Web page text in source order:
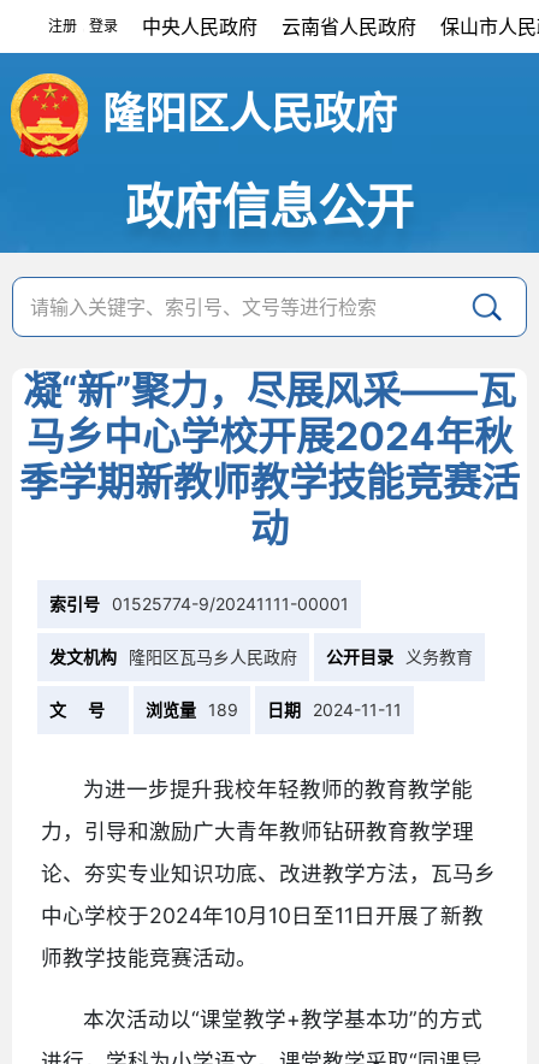
注册 登录 中央人民政府 云南省人民政府 保山市人
隆阳区人民政府
政府信息公开
凝“新”聚力，尽展风采——瓦
马乡中心学校开展2024年秋
季学期新教师教学技能竞赛活
动
索引号 01525774-9/20241111-00001
发文机构 隆阳区瓦马乡人民政府 公开目录 义务教育
文 号 浏览量 189 日期 2024-11-11
为进一步提升我校年轻教师的教育教学能
力，引导和激励广大青年教师钻研教育教学理
论、夯实专业知识功底、改进教学方法，瓦马乡
中心学校于2024年10月10日至11日开展了新教
师教学技能竞赛活动。
本次活动以“课堂教学+教学基本功”的方式